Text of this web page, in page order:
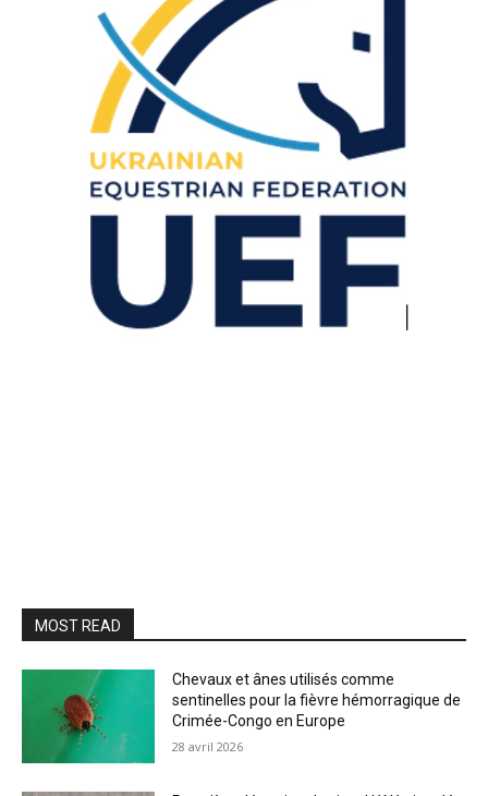
MOST READ
Chevaux et ânes utilisés comme
sentinelles pour la fièvre hémorragique de
Crimée-Congo en Europe
28 avril 2026